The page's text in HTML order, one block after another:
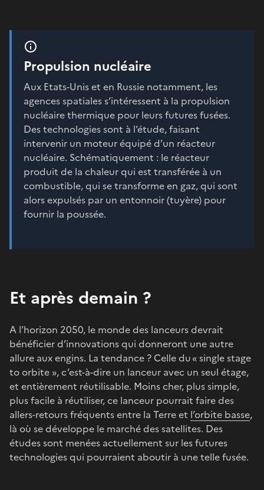
Propulsion nucléaire
Aux Etats-Unis et en Russie notamment, les
agences spatiales s’intéressent à la propulsion
nucléaire thermique pour leurs futures fusées.
Des technologies sont à l’étude, faisant
intervenir un moteur équipé d’un réacteur
nucléaire. Schématiquement : le réacteur
produit de la chaleur qui est transférée à un
combustible, qui se transforme en gaz, qui sont
alors expulsés par un entonnoir (tuyère) pour
fournir la poussée.
Et après demain ?
A l’horizon 2050, le monde des lanceurs devrait
bénéficier d’innovations qui donneront une autre
allure aux engins. La tendance ? Celle du « single stage
to orbite », c’est-à-dire un lanceur avec un seul étage,
et entièrement réutilisable. Moins cher, plus simple,
plus facile à réutiliser, ce lanceur pourrait faire des
allers-retours fréquents entre la Terre et l’orbite basse,
là où se développe le marché des satellites. Des
études sont menées actuellement sur les futures
technologies qui pourraient aboutir à une telle fusée.